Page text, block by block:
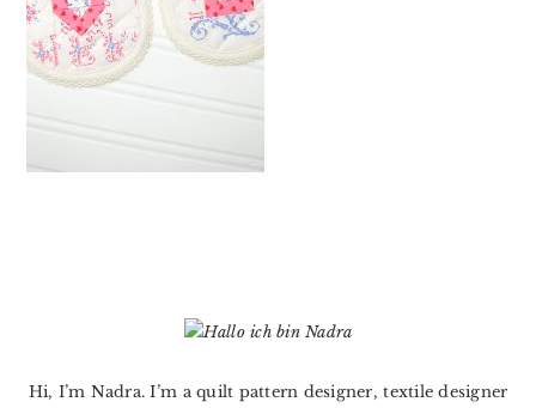
Hi, I’m Nadra. I’m a quilt pattern designer, textile designer